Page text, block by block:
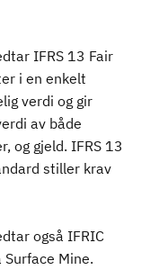
IFRS 13 Fair
i en enkelt
verdi og gir
av både
og gjeld. IFRS 13
stiller krav
også IFRIC
Mine.